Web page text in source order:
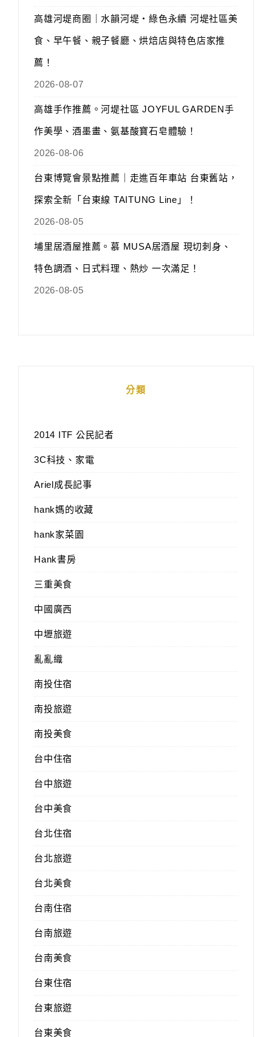
高雄河堤商圈｜水韻河堤‧綠色永續 河堤社區美
食、早午餐、親子餐廳、烘焙店與特色店家推
薦！
2026-08-07
高雄手作推薦。河堤社區 JOYFUL GARDEN手
作美學、酒墨畫、氨基酸寶石皂體驗！
2026-08-06
台東博覽會景點推薦｜走進百年車站 台東舊站，
探索全新「台東線 TAITUNG Line」！
2026-08-05
埔里居酒屋推薦。慕 MUSA居酒屋 現切刺身、
特色調酒、日式料理、熱炒 一次滿足！
2026-08-05
分類
2014 ITF 公民記者
3C科技、家電
Ariel成長記事
hank媽的收藏
hank家菜園
Hank書房
三重美食
中國廣西
中壢旅遊
亂亂織
南投住宿
南投旅遊
南投美食
台中住宿
台中旅遊
台中美食
台北住宿
台北旅遊
台北美食
台南住宿
台南旅遊
台南美食
台東住宿
台東旅遊
台東美食